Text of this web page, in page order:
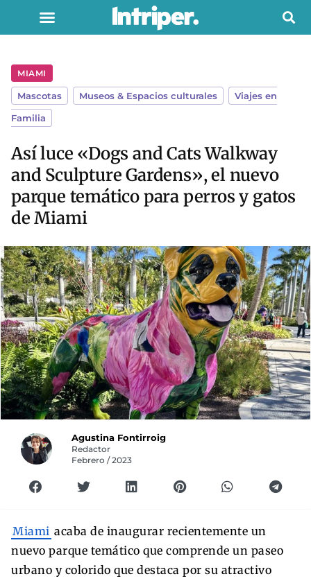
MIAMI
Mascotas Museos & Espacios culturales
Viajes en
Familia
Así luce «Dogs and Cats Walkway
and Sculpture Gardens», el nuevo
parque temático para perros y gatos
de Miami
Agustina Fontirroig
Redactor
Febrero / 2023
Miami acaba de inaugurar recientemente un
nuevo parque temático que comprende un paseo
urbano y colorido que destaca por su atractivo